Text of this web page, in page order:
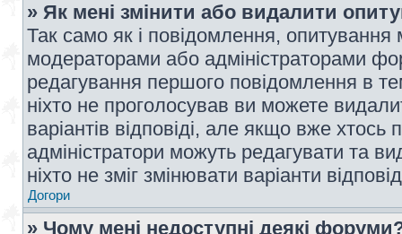
» Як мені змінити або видалити
Так само як і повідомлення,
модераторами або адміністраторами
редагування першого повідомлення в
ніхто не проголосував ви можете
варіантів відповіді, але якщо вже
адміністратори можуть редагувати та
ніхто не зміг змінювати варіанти
Догори
» Чому мені недоступні деякі